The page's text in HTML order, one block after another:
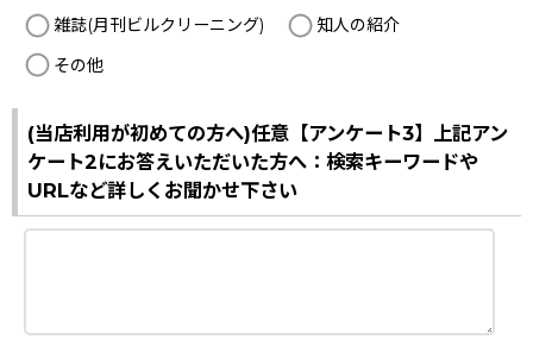
雑誌(月刊ビルクリーニング)
知人の紹介
その他
(当店利用が初めての方へ)任意【アンケート3】上記アン
ケート2にお答えいただいた方へ：検索キーワードや
URLなど詳しくお聞かせ下さい